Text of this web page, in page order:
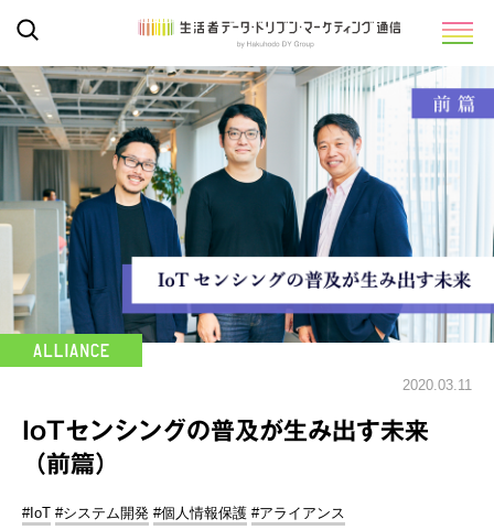
2020.03.11
IoTセンシングの普及が生み出す未来
（前篇）
#IoT #システム開発 #個人情報保護 #アライアンス